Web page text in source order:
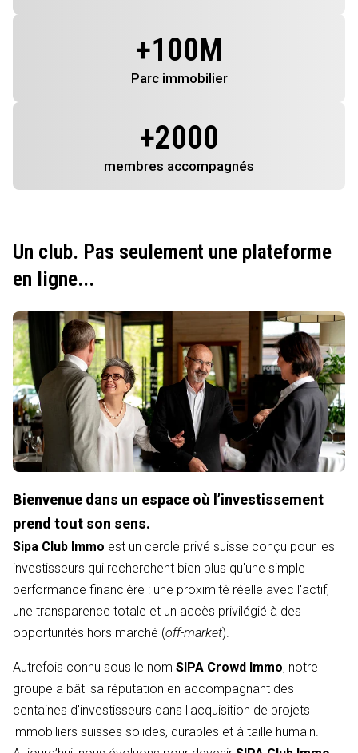
+100M
Parc immobilier
+2000
membres accompagnés
Un club. Pas seulement une plateforme
en ligne...
Bienvenue dans un espace où l’investissement
prend tout son sens.
Sipa Club Immo est un cercle privé suisse conçu pour les
investisseurs qui recherchent bien plus qu'une simple
performance financière : une proximité réelle avec l'actif,
une transparence totale et un accès privilégié à des
opportunités hors marché (off-market).
Autrefois connu sous le nom SIPA Crowd Immo, notre
groupe a bâti sa réputation en accompagnant des
centaines d'investisseurs dans l'acquisition de projets
immobiliers suisses solides, durables et à taille humain.